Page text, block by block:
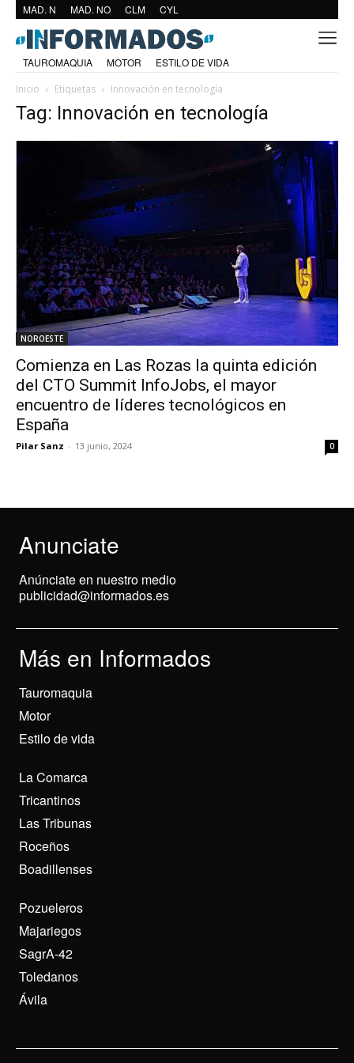
MAD. N MAD. NO CLM CYL
TAUROMAQUIA MOTOR
ESTILO DE VIDA
Inicio
Etiquetas Innovación en tecnología
Tag: Innovación en tecnología
NOROESTE
Comienza en Las Rozas la quinta edición
del CTO Summit InfoJobs, el mayor
encuentro de líderes tecnológicos en
España
Pilar Sanz - 13 junio, 2024 0
Anunciate
Anúnciate en nuestro medio
publicidad@informados.es
Más en Informados
Tauromaquia
Motor
Estilo de vida
La Comarca
Tricantinos
Las Tribunas
Roceños
Boadillenses
Pozueleros
Majariegos
SagrA-42
Toledanos
Ávila